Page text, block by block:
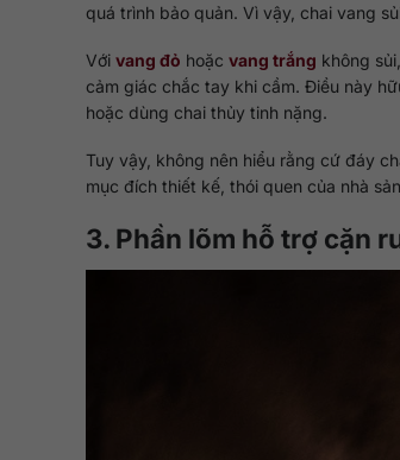
quá trình bảo quản. Vì vậy, chai vang
Với vang đỏ hoặc vang trắng không
cảm giác chắc tay khi cầm. Điều này
hoặc dùng chai thủy tinh nặng.
Tuy vậy, không nên hiểu rằng cứ đáy
mục đích thiết kế, thói quen của nhà
3. Phần lõm hỗ trợ cặn